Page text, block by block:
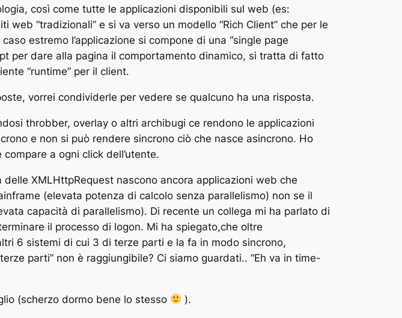
così come tutte le applicazioni disponibili sul web (es:
“tradizionali” e si va verso un modello “Rich Client” che per le
estremo l’applicazione si compone di una “single page
per dare alla pagina il comportamento dinamico, si tratta di fatto
“runtime” per il client.
vorrei condividerle per vedere se qualcuno ha una risposta.
throbber, overlay o altri archibugi ce rendono le applicazioni
e non si può rendere sincrono ciò che nasce asincrono. Ho
a ogni click dell’utente.
XMLHttpRequest nascono ancora applicazioni web che
(elevata potenza di calcolo senza parallelismo) non se il
capacità di parallelismo). Di recente un collega mi ha parlato di
il processo di logon. Mi ha spiegato,che oltre
6 sistemi di cui 3 di terze parti e la fa in modo sincrono,
parti” non è raggiungibile? Ci siamo guardati.. “Eh va in time-
(scherzo dormo bene lo stesso ).